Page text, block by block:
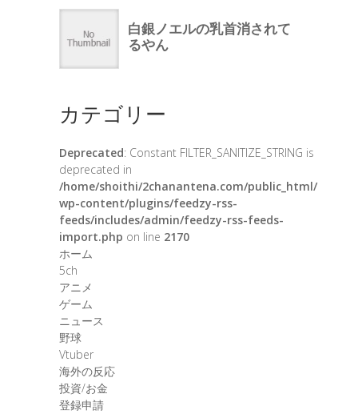
カテゴリー
Deprecated: Constant FILTER_SANITIZE_STRING is
deprecated in
/home/shoithi/2chanantena.com/public_html/
wp-content/plugins/feedzy-rss-
feeds/includes/admin/feedzy-rss-feeds-
import.php on line 2170
ホーム
5ch
アニメ
ゲーム
ニュース
野球
Vtuber
海外の反応
投資/お金
登録申請